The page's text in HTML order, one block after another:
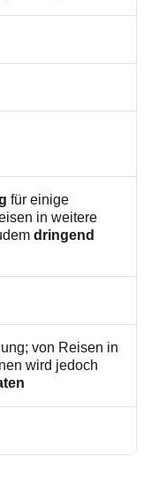
für einige
in weitere
dringend
von Reisen in
wird jedoch